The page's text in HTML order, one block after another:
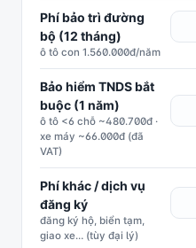
Phí bảo trì đường
bộ (12 tháng)
ô tô con 1.560.000đ/năm
Bảo hiểm TNDS bắt
buộc (1 năm)
ô tô <6 chỗ ~480.700đ ·
xe máy ~66.000đ (đã
VAT)
Phí khác / dịch vụ
đăng ký
đăng ký hộ, biển tạm,
giao xe… (tùy đại lý)